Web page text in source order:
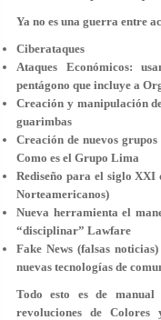
Ya no es una guerra entre
Ciberataques
Ataques Económicos:
pentágono que incluye a
Creación y manipulación
guarimbas
Creación de nuevos
Como es el Grupo Lima
Rediseño para el siglo
Norteamericanos)
Nueva herramienta el
“disciplinar” Lawfare
Fake News (falsas
nuevas tecnologías de
Todo esto es de
revoluciones de